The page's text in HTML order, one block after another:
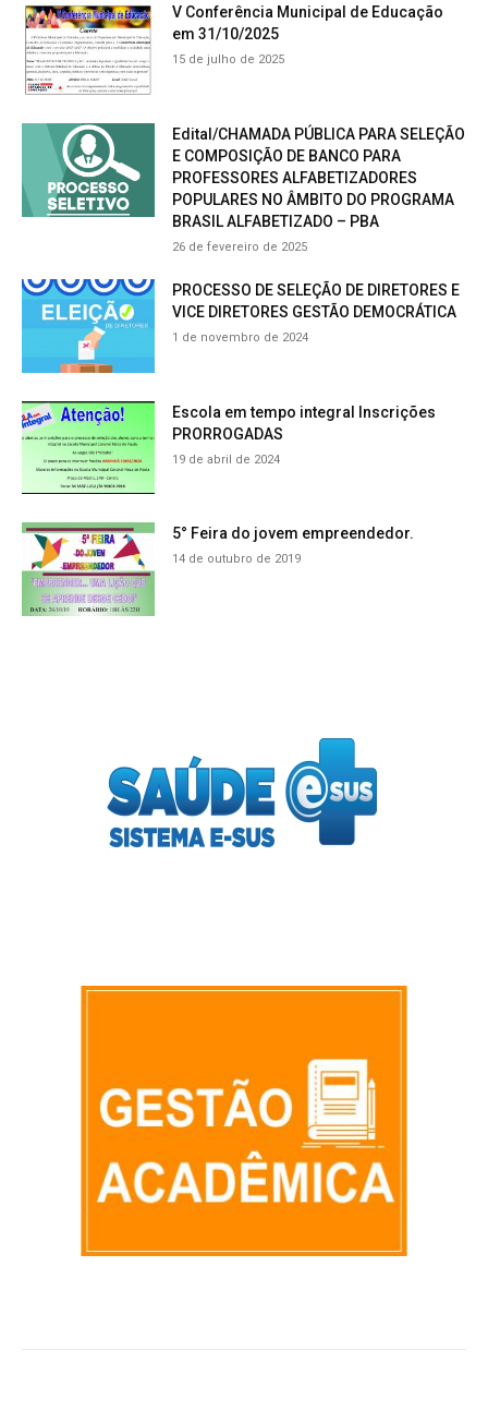
V Conferência Municipal de Educação
em 31/10/2025
15 de julho de 2025
Edital/CHAMADA PÚBLICA PARA SELEÇÃO
E COMPOSIÇÃO DE BANCO PARA
PROFESSORES ALFABETIZADORES
POPULARES NO ÂMBITO DO PROGRAMA
BRASIL ALFABETIZADO – PBA
26 de fevereiro de 2025
PROCESSO DE SELEÇÃO DE DIRETORES E
VICE DIRETORES GESTÃO DEMOCRÁTICA
1 de novembro de 2024
Escola em tempo integral Inscrições
PRORROGADAS
19 de abril de 2024
5° Feira do jovem empreendedor.
14 de outubro de 2019